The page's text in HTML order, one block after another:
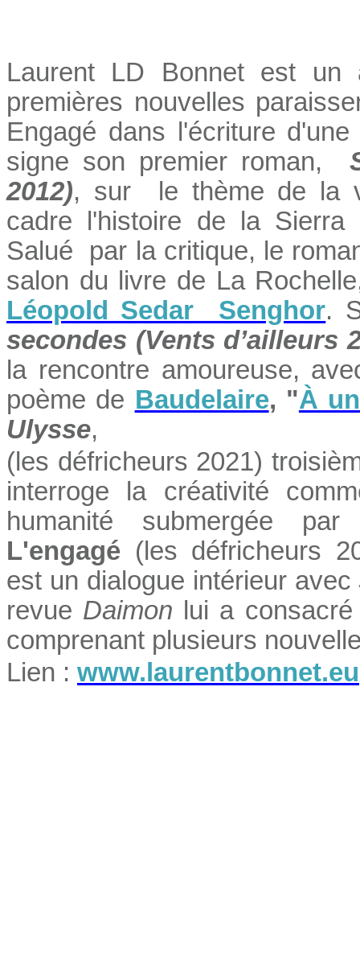
Laurent LD Bonnet est un
premières nouvelles
Engagé dans l'écriture
signe son premier roman,
2012), sur le thème de la
cadre l'histoire de la
Salué par la critique, le
salon du livre de La
Léopold Sedar Senghor.
secondes (Vents d’ailleurs
la rencontre amoureuse,
poème de Baudelaire, "À
Ulysse,
(les défricheurs 2021)
interroge la créativité
humanité submergée
L'engagé (les défricheurs
est un dialogue intérieur
revue Daimon lui a
comprenant plusieurs
Lien : www.laurentbonnet.eu